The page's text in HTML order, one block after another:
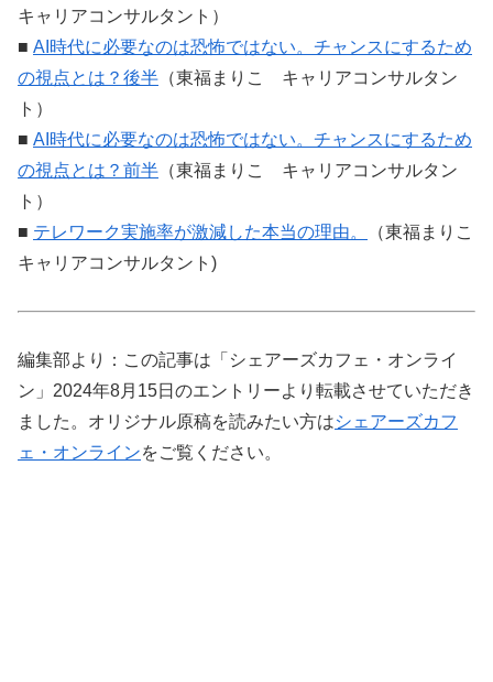
キャリアコンサルタント）
■ AI時代に必要なのは恐怖ではない。チャンスにするため
の視点とは？後半 （東福まりこ キャリアコンサルタン
ト）
■ AI時代に必要なのは恐怖ではない。チャンスにするため
の視点とは？前半 （東福まりこ キャリアコンサルタン
ト）
■ テレワーク実施率が激減した本当の理由。
（東福まりこ
キャリアコンサルタント)
編集部より：この記事は「シェアーズカフェ・オンライ
ン」2024年8月15日のエントリーより転載させていただき
ました。オリジナル原稿を読みたい方はシェアーズカフ
ェ・オンラインをご覧ください。